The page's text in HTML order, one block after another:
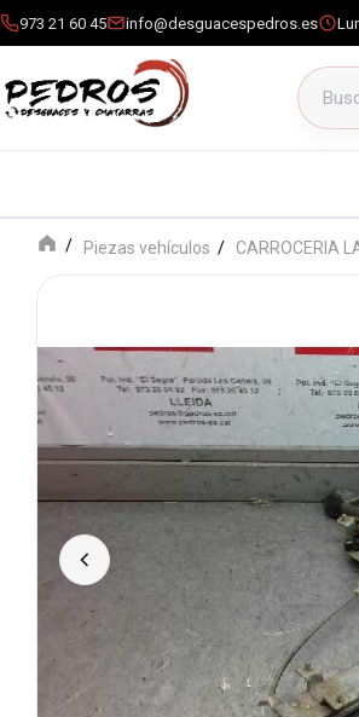
973 21 60 45 info@desguacespedros.es
Buscar
Piezas vehículos CARROCERIA